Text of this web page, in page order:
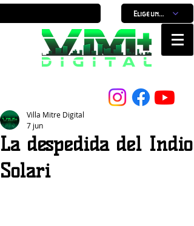
Elige un horario
La despedida del Indio
Solari
Villa Mitre Digital
7 jun